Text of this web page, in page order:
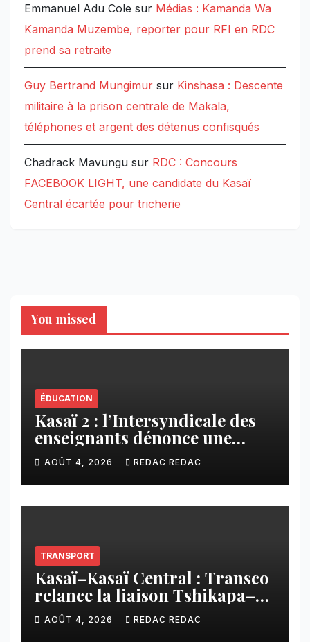
Emmanuel Adu Cole sur Médias : Kamanda Wa
Kamanda Muzembe, reporter pour RFI en RDC
prend sa retraite
Guy Bertrand Mungimur sur Kinshasa : Descente
militaire à la prison centrale de Makala,
téléphones et argent des détenus confisqués
Chadrack Mavungu sur RDC : Concours
FACEBOOK LIGHT, une candidate du Kasaï
Central écartée pour tricherie
You missed
ÉDUCATION
Kasaï 2 : l’Intersyndicale des
enseignants dénonce une
contribution financière
imposée aux écoles de la
CNCA
AOÛT 4, 2026 REDAC REDAC
TRANSPORT
Kasaï–Kasaï Central : Transco
relance la liaison Tshikapa–
Tshiamu pour faciliter les
échanges
AOÛT 4, 2026 REDAC REDAC